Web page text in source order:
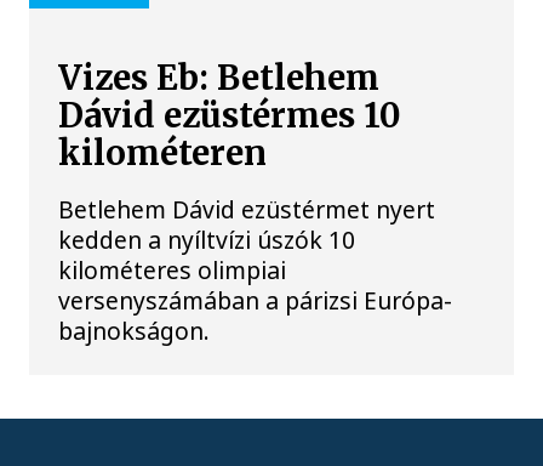
Vizes Eb: Betlehem
Dávid ezüstérmes 10
kilométeren
Betlehem Dávid ezüstérmet nyert
kedden a nyíltvízi úszók 10
kilométeres olimpiai
versenyszámában a párizsi Európa-
bajnokságon.